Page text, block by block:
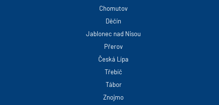
Chomutov
Děčín
Jablonec nad Nisou
Přerov
Česká Lípa
Třebíč
Tábor
Znojmo